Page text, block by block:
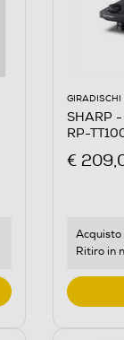
GIRADISCHI
SHARP
RP-
€
Acquisto
Ritiro in